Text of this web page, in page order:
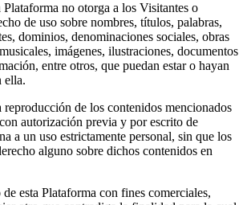
no otorga a los Visitantes o
de uso sobre nombres, títulos, palabras,
dominios, denominaciones sociales, obras
imágenes, ilustraciones, documentos
entre otros, que puedan estar o hayan
ella.
reproducción de los contenidos mencionados
autorización previa y por escrito de
a un uso estrictamente personal, sin que los
alguno sobre dichos contenidos en
esta Plataforma con fines comerciales,